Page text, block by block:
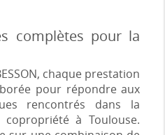
complètes pour la
chaque prestation
pour répondre aux
rencontrés dans la
à Toulouse.